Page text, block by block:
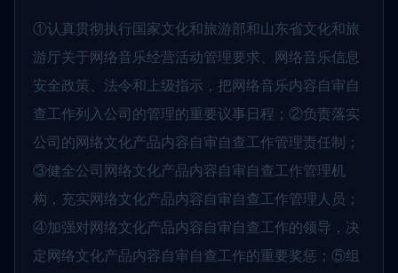
①认真贯彻执行国家文化和旅游部和山东省文化和旅
游厅关于网络音乐经营活动管理要求、网络音乐信息
安全政策、法令和上级指示，把网络音乐内容自审自
查工作列入公司的管理的重要议事日程；②负责落实
公司的网络文化产品内容自审自查工作管理责任制；
③健全公司网络文化产品内容自审自查工作管理机
构，充实网络文化产品内容自审自查工作管理人员；
④加强对网络文化产品内容自审自查工作的领导，决
定网络文化产品内容自审自查工作的重要奖惩；⑤组